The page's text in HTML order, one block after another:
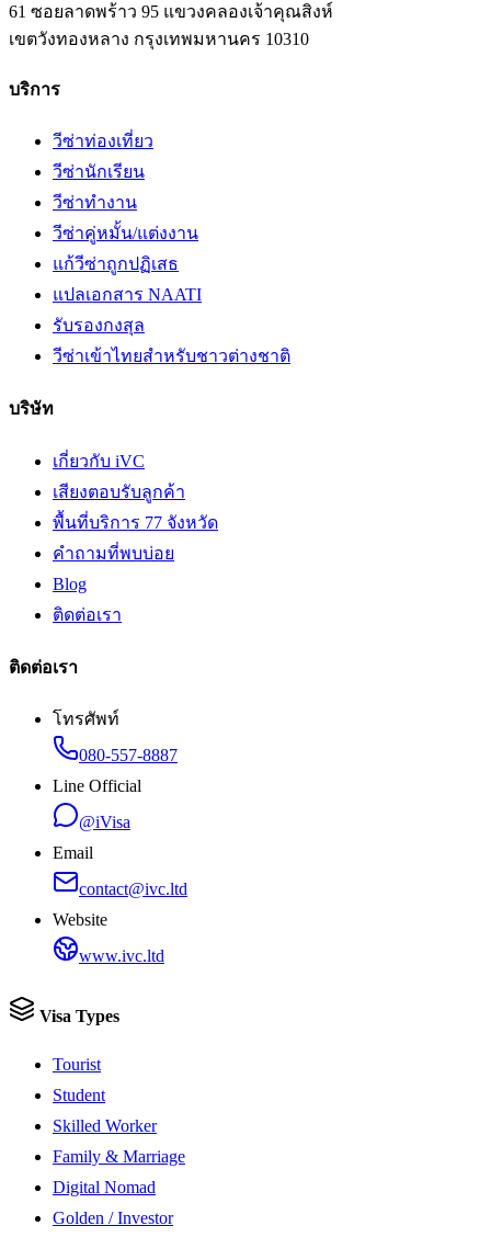
61 ซอยลาดพร้าว 95 แขวงคลองเจ้าคุณสิงห์
เขตวังทองหลาง กรุงเทพมหานคร 10310
บริการ
วีซ่าท่องเที่ยว
วีซ่านักเรียน
วีซ่าทำงาน
วีซ่าคู่หมั้น/แต่งงาน
แก้วีซ่าถูกปฏิเสธ
แปลเอกสาร NAATI
รับรองกงสุล
วีซ่าเข้าไทยสำหรับชาวต่างชาติ
บริษัท
เกี่ยวกับ iVC
เสียงตอบรับลูกค้า
พื้นที่บริการ 77 จังหวัด
คำถามที่พบบ่อย
Blog
ติดต่อเรา
ติดต่อเรา
โทรศัพท์
080-557-8887
Line Official
@iVisa
Email
contact@ivc.ltd
Website
www.ivc.ltd
Visa Types
Tourist
Student
Skilled Worker
Family & Marriage
Digital Nomad
Golden / Investor